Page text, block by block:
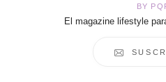
BY
El magazine lifestyle